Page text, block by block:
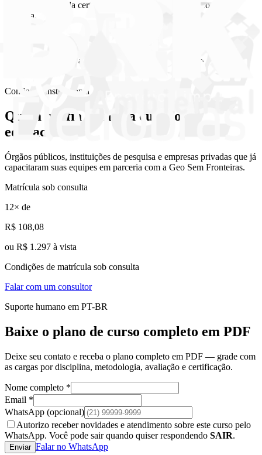
regra acadêmica da certificação, e protege a validade do seu
diploma.
18 meses de acesso à plataforma: o acesso acompanha o prazo
Confiança institucional
Quem confia na nossa curadoria
educacional
Órgãos públicos, instituições de pesquisa e empresas privadas que já
capacitaram suas equipes em parceria com a Geo Sem Fronteiras.
Matrícula sob consulta
12× de
R$ 108,08
ou R$ 1.297 à vista
Condições de matrícula sob consulta
Falar com um consultor
Suporte humano em PT-BR
Baixe o plano de curso completo em PDF
Deixe seu contato e receba o plano completo em PDF — grade com
as cargas por disciplina, metodologia, avaliação e certificação.
Nome completo *
Email *
WhatsApp (opcional)
Autorizo receber novidades e atendimento sobre este curso pelo
WhatsApp. Você pode sair quando quiser respondendo SAIR.
Enviar Falar no WhatsApp